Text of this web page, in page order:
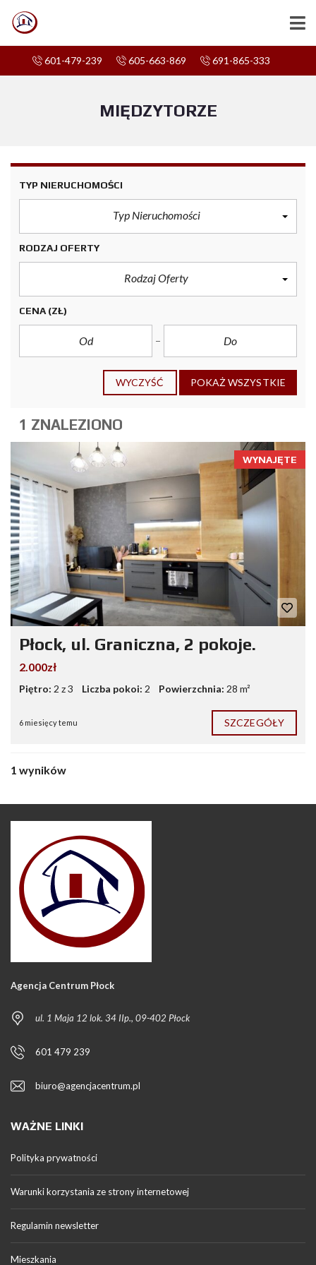
601-479-239 605-663-869 691-865-333
MIĘDZYTORZE
TYP NIERUCHOMOŚCI
Typ Nieruchomości
RODZAJ OFERTY
Rodzaj Oferty
CENA (ZŁ)
WYCZYŚĆ POKAŻ WSZYSTKIE
1 ZNALEZIONO
WYNAJĘTE
Płock, ul. Graniczna, 2 pokoje.
2.000zł
Piętro: 2 z 3 Liczba pokoi: 2 Powierzchnia: 28 m²
6 miesięcy temu SZCZEGÓŁY
1 wyników
Agencja Centrum Płock
ul. 1 Maja 12 lok. 34 IIp., 09-402 Płock
601 479 239
biuro@agencjacentrum.pl
WAŻNE LINKI
Polityka prywatności
Warunki korzystania ze strony internetowej
Regulamin newsletter
Mieszkania